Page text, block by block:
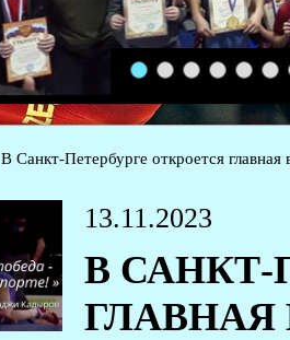
1 2 3 4 5 6
В Санкт-Петербурге откроется
13.11.2023
В САНКТ-
ГЛАВНАЯ